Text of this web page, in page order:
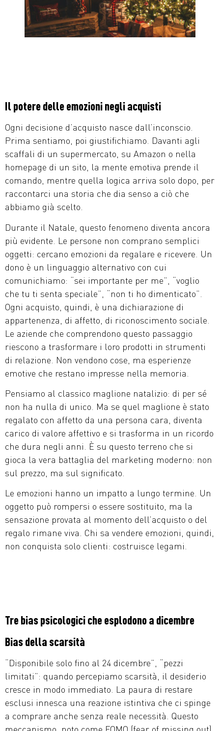
Il potere delle emozioni negli acquisti
Ogni decisione d’acquisto nasce dall’inconscio.
Prima sentiamo, poi giustifichiamo. Davanti agli
scaffali di un supermercato, su Amazon o nella
homepage di un sito, la mente emotiva prende il
comando, mentre quella logica arriva solo dopo, per
raccontarci una storia che dia senso a ciò che
abbiamo già scelto.
Durante il Natale, questo fenomeno diventa ancora
più evidente. Le persone non comprano semplici
oggetti: cercano emozioni da regalare e ricevere. Un
dono è un linguaggio alternativo con cui
comunichiamo: “sei importante per me”, “voglio
che tu ti senta speciale”, “non ti ho dimenticato”.
Ogni acquisto, quindi, è una dichiarazione di
appartenenza, di affetto, di riconoscimento sociale.
Le aziende che comprendono questo passaggio
riescono a trasformare i loro prodotti in strumenti
di relazione. Non vendono cose, ma esperienze
emotive che restano impresse nella memoria.
Pensiamo al classico maglione natalizio: di per sé
non ha nulla di unico. Ma se quel maglione è stato
regalato con affetto da una persona cara, diventa
carico di valore affettivo e si trasforma in un ricordo
che dura negli anni. È su questo terreno che si
gioca la vera battaglia del marketing moderno: non
sul prezzo, ma sul significato.
Le emozioni hanno un impatto a lungo termine. Un
oggetto può rompersi o essere sostituito, ma la
sensazione provata al momento dell’acquisto o del
regalo rimane viva. Chi sa vendere emozioni, quindi,
non conquista solo clienti: costruisce legami.
Tre bias psicologici che esplodono a dicembre
Bias della scarsità
“Disponibile solo fino al 24 dicembre”, “pezzi
limitati”: quando percepiamo scarsità, il desiderio
cresce in modo immediato. La paura di restare
esclusi innesca una reazione istintiva che ci spinge
a comprare anche senza reale necessità. Questo